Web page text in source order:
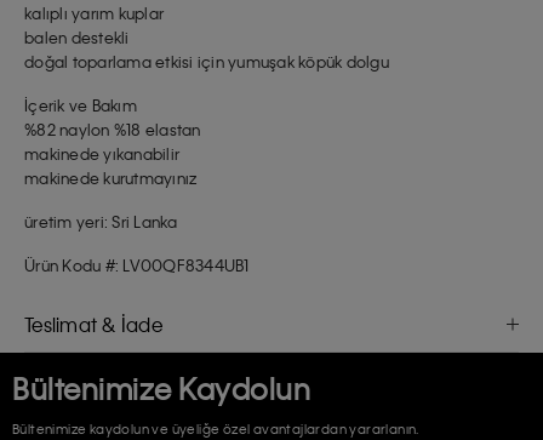
kalıplı yarım kuplar
balen destekli
doğal toparlama etkisi için yumuşak köpük dolgu
İçerik ve Bakım
%82 naylon %18 elastan
makinede yıkanabilir
makinede kurutmayınız
üretim yeri: Sri Lanka
Ürün Kodu #: LV00QF8344UB1
Teslimat & İade
Bültenimize Kaydolun
Bültenimize kaydolun ve üyeliğe özel avantajlardan yararlanın.